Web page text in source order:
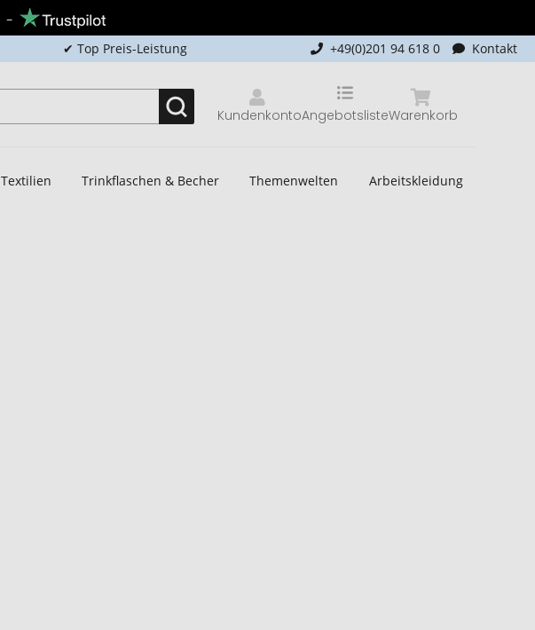
✔ Top Preis-Leistung +49(0)201 94 618 0 Kontakt
Kundenkonto Warenkorb
Angebotsliste
Textilien Trinkflaschen & Becher Themenwelten Arbeitskleidung